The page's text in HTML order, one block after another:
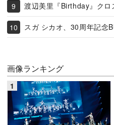
渡辺美里『Birthday』クロ
スガ シカオ、30周年記念
画像ランキング